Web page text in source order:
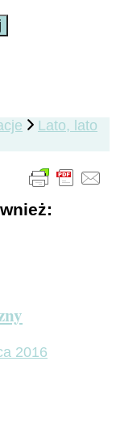
Lato, lato
2016